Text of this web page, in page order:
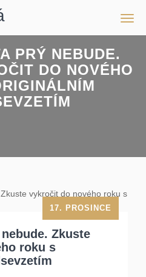
PRÝ NEBUDE.
DO NOVÉHO
Zkuste
roku s
17. PROSINCE